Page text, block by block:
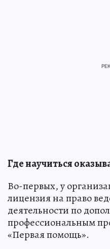
Где научиться
Во-первых, у
лицензия на право
деятельности по
профессиональным
«Первая помощь».